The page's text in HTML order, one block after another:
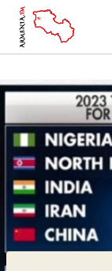
Перейти